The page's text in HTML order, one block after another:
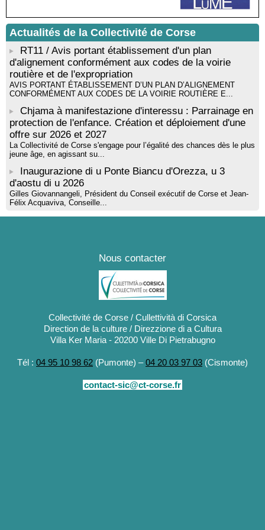
rythmique et corporelle - Mediateca territuriale di Santa Lucia di
Tallà
! Événement reporté ! Cycle de conférences peinture animé
par Alexandre Dominati - Mediateca territuriale di Santa Lucia di
Tallà
Actualités de la Collectivité de Corse
RT11 / Avis portant établissement d'un plan
d'alignement conformément aux codes de la voirie
routière et de l'expropriation
AVIS PORTANT ÉTABLISSEMENT D’UN PLAN D’ALIGNEMENT
CONFORMÉMENT AUX CODES DE LA VOIRIE ROUTIÈRE E...
Chjama à manifestazione d'interessu : Parrainage en
protection de l'enfance. Création et déploiement d'une
offre sur 2026 et 2027
La Collectivité de Corse s'engage pour l’égalité des chances dès le plus
jeune âge, en agissant su...
Inaugurazione di u Ponte Biancu d'Orezza, u 3
d'aostu di u 2026
Gilles Giovannangeli, Président du Conseil exécutif de Corse et Jean-
Félix Acquaviva, Conseille...
Nous contacter
Collectivité de Corse / Cullettività di Corsica
Direction de la culture / Direzzione di a Cultura
Villa Ker Maria - 20200 Ville Di Pietrabugno
Tél : 04 95 10 98 62 (Pumonte) –04 20 03 97 03 (Cismonte)
contact-sic@ct-corse.fr